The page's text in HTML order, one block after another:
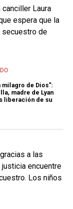
Laura
espera que la
de
milagro de Dios":
madre de Lyan
liberación de su
a las
encuentre
Los niños